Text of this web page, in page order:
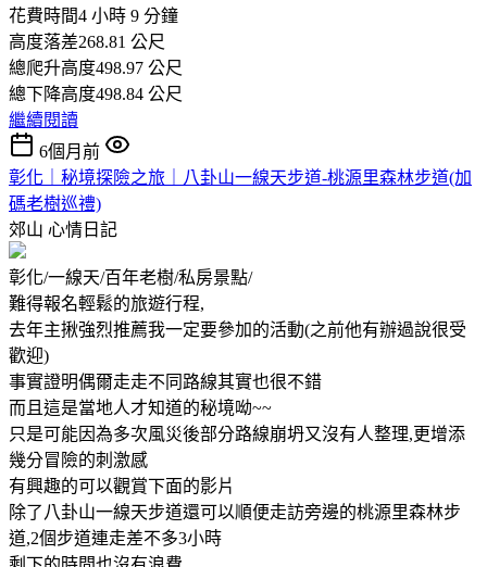
花費時間4 小時 9 分鐘
高度落差268.81 公尺
總爬升高度498.97 公尺
總下降高度498.84 公尺
繼續閱讀
6個月前
彰化｜秘境探險之旅｜八卦山一線天步道-桃源里森林步道(加
碼老樹巡禮)
郊山 心情日記
彰化/一線天/百年老樹/私房景點/
難得報名輕鬆的旅遊行程,
去年主揪強烈推薦我一定要參加的活動(之前他有辦過說很受
歡迎)
事實證明偶爾走走不同路線其實也很不錯
而且這是當地人才知道的秘境呦~~
只是可能因為多次風災後部分路線崩坍又沒有人整理,更增添
幾分冒險的刺激感
有興趣的可以觀賞下面的影片
除了八卦山一線天步道還可以順便走訪旁邊的桃源里森林步
道,2個步道連走差不多3小時